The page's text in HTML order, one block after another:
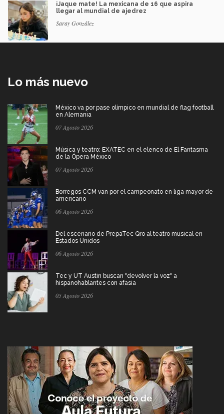
¡Jaque mate! La mexicana de 16 que aspira
llegar al mundial de ajedrez
Saray González
Lo más nuevo
México va por pase olímpico en mundial de flag football
en Alemania
07 Agosto 2026
Música y teatro: EXATEC en el elenco de El Fantasma
de la Ópera México
07 Agosto 2026
Borregos CCM van por el campeonato en liga mayor de
americano
06 Agosto 2026
Del escenario de PrepaTec Qro al teatro musical en
Estados Unidos
06 Agosto 2026
Tec y UT Austin buscan "devolver la voz" a
hispanohablantes con afasia
05 Agosto 2026